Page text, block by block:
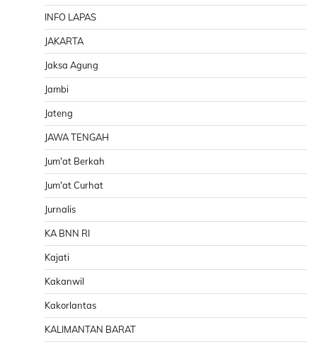
INFO LAPAS
JAKARTA
Jaksa Agung
Jambi
Jateng
JAWA TENGAH
Jum'at Berkah
Jum'at Curhat
Jurnalis
KA BNN RI
Kajati
Kakanwil
Kakorlantas
KALIMANTAN BARAT